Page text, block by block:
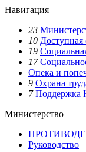
Навигация
23
10 Доступная
19
17
Опека и
9 Охрана
7
Министерство
Руководство